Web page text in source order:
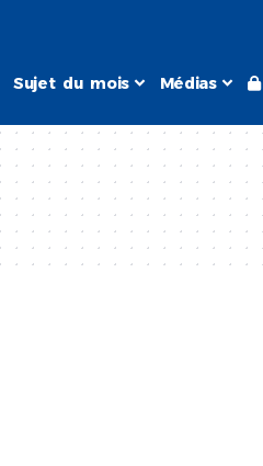
Sujet du mois Médias